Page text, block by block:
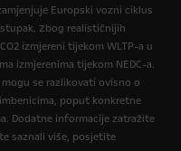
Europski vozni ciklus
Zbog realističnijih
izmjereni tijekom WLTP-a u
izmjerenima tijekom NEDC-a.
mogu se razlikovati ovisno o
poput konkretne
Dodatne informacije zatražite
saznali više, posjetite